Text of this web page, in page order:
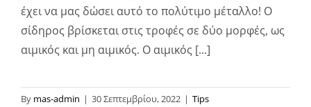
έχει να μας δώσει αυτό το πολύτιμο μέταλλο! Ο
σίδηρος βρίσκεται στις τροφές σε δύο μορφές, ως
αιμικός και μη αιμικός. Ο αιμικός [...]
By mas-admin | 30 Σεπτεμβρίου, 2022 | Tips